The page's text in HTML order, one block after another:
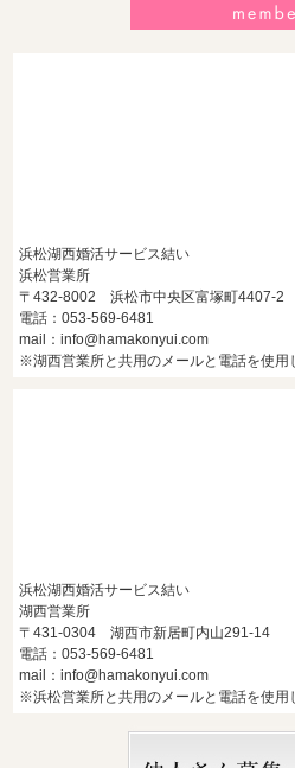
【浜松】アラフォー男性
後半・40代からの大人の成婚術
浜松湖西婚活サービス結い
浜松営業所
〒432-8002 浜松市中央区富塚町4407-2
電話：053-569-6481
mail：info@hamakonyui.com
※湖西営業所と共用のメールと電話を使用
浜松湖西婚活サービス結い
湖西営業所
〒431-0304 湖西市新居町内山291-14
電話：053-569-6481
mail：info@hamakonyui.com
※浜松営業所と共用のメールと電話を使用